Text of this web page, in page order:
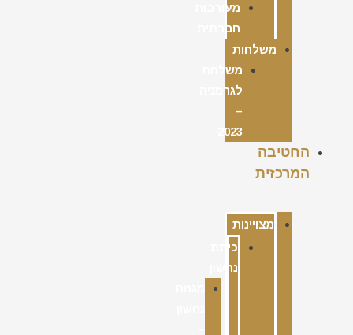
מעורבות
חברתית
משלחות
משלחת
לגרמניה
–
2023
החטיבה
המרכזית
מצויינות
כיתת
נחשון